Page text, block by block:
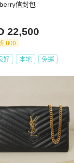
信封包
22,500
800
好 本地 免運